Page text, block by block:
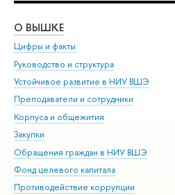
О ВЫШКЕ
Цифры и факты
Руководство и структура
Устойчивое развитие в НИУ ВШЭ
Преподаватели и сотрудники
Корпуса и общежития
Закупки
Обращения граждан в НИУ ВШЭ
Фонд целевого капитала
Противодействие коррупции